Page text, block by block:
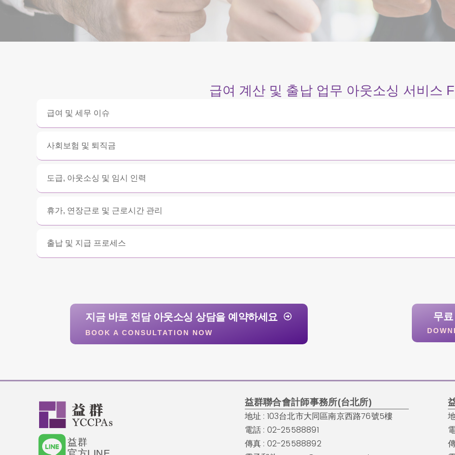
급여 계산 및 출납 업무 아웃소싱 서비스
급여 및 세무 이슈
사회보험 및 퇴직금
도급, 아웃소싱 및 임시 인력
휴가, 연장근로 및 근로시간 관리
출납 및 지급 프로세스
지금 바로 전담 아웃소싱 상담을 예약하세요
BOOK A CONSULTATION NOW
무
益群
益群聯合會計師事務所(台北所)
地址 : 103台北市大同區南京西路76號5樓
電話 : 02-25588891
傳真 : 02-25588892